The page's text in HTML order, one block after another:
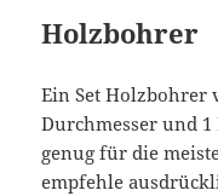
Holzbohrer
Ein Set Holzbohrer
Durchmesser und
genug für die
empfehle